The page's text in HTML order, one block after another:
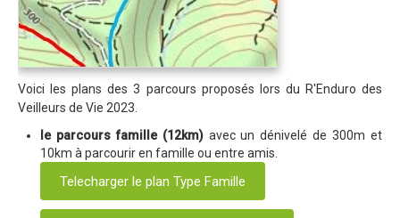
Le Club VTT
Blog du Club
Présentation
Trips Enduro
Stages Perfectionnement
Séminaires Entreprises
S'inscrire aux Cours...
Voici les plans des 3 parcours proposés lors du R'Enduro des
Veilleurs de Vie 2023.
le parcours famille (12km)avec un dénivelé de 300m et
10km à parcourir en famille ou entre amis.
Telecharger le plan Type Famille